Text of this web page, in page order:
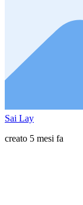
Sai Lay
creato 5 mesi fa